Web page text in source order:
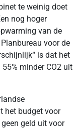
te weinig doet
nog hoger
van de
voor de
is dat het
minder CO2 uit
het budget voor
geld uit voor